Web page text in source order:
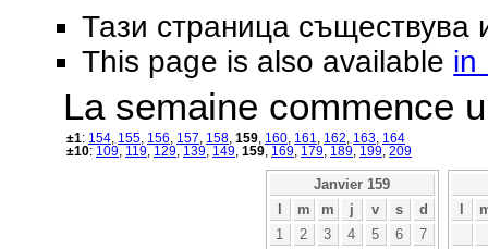
Тази страница съществува
This page is also available in
La semaine commence
±1: 154 155 156 157 158 159 160 161 162 163 164
±10: 109 119 129 139 149 159 169 179 189 199 209
Janvier 159
l
m m j v s
d
1
2 3 4 5 6
7
l